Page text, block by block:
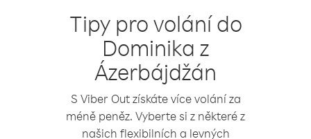
Tipy pro volání do
Dominika z
Ázerbájdžán
S Viber Out získáte více volání za
méně peněz. Vyberte si z některé z
našich flexibilních a levných